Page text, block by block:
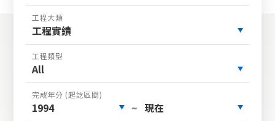
工程大類
工程實績
工程類型
All
完成年分 (起訖區間)
1994 ~ 現在